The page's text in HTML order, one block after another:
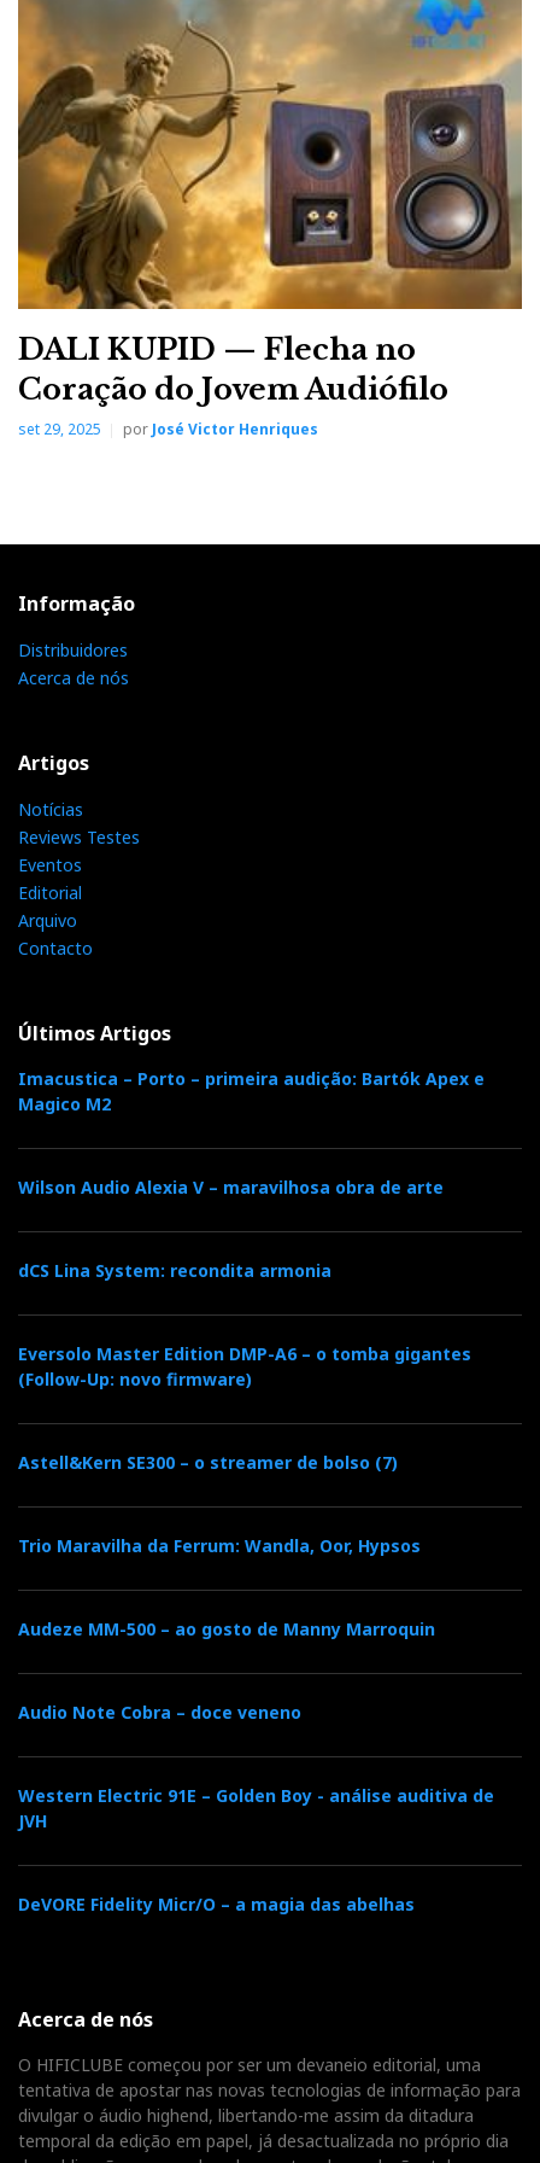
DALI KUPID — Flecha no
Coração do Jovem Audiófilo
set 29, 2025 por José Victor Henriques
Informação
Distribuidores
Acerca de nós
Artigos
Notícias
Reviews Testes
Eventos
Editorial
Arquivo
Contacto
Últimos Artigos
Imacustica – Porto – primeira audição: Bartók Apex e
Magico M2
Wilson Audio Alexia V – maravilhosa obra de arte
dCS Lina System: recondita armonia
Eversolo Master Edition DMP-A6 – o tomba gigantes
(Follow-Up: novo firmware)
Astell&Kern SE300 – o streamer de bolso (7)
Trio Maravilha da Ferrum: Wandla, Oor, Hypsos
Audeze MM-500 – ao gosto de Manny Marroquin
Audio Note Cobra – doce veneno
Western Electric 91E – Golden Boy - análise auditiva de
JVH
DeVORE Fidelity Micr/O – a magia das abelhas
Acerca de nós
O HIFICLUBE começou por ser um devaneio editorial, uma
tentativa de apostar nas novas tecnologias de informação para
divulgar o áudio highend, libertando-me assim da ditadura
temporal da edição em papel, já desactualizada no próprio dia